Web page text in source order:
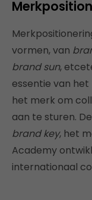
vormen, van
brand sun,
essentie van
het merk om
aan te sturen.
brand key, het
Academy
internationaal